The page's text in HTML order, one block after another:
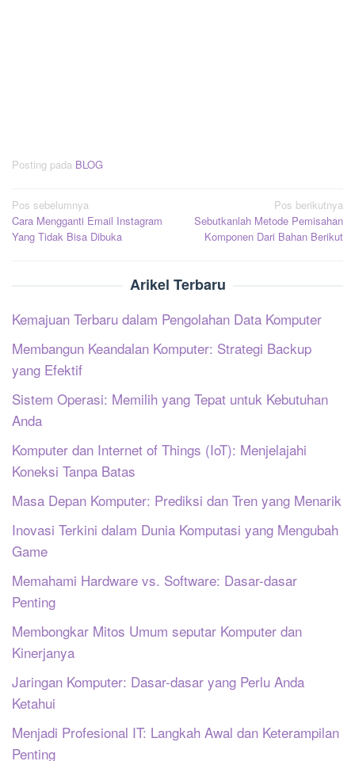
Posting pada BLOG
Navigasi
pos
Pos sebelumnya
Cara Mengganti Email Instagram
Yang Tidak Bisa Dibuka
Pos berikutnya
Sebutkanlah Metode Pemisahan
Komponen Dari Bahan Berikut
Arikel Terbaru
Kemajuan Terbaru dalam Pengolahan Data Komputer
Membangun Keandalan Komputer: Strategi Backup
yang Efektif
Sistem Operasi: Memilih yang Tepat untuk Kebutuhan
Anda
Komputer dan Internet of Things (IoT): Menjelajahi
Koneksi Tanpa Batas
Masa Depan Komputer: Prediksi dan Tren yang Menarik
Inovasi Terkini dalam Dunia Komputasi yang Mengubah
Game
Memahami Hardware vs. Software: Dasar-dasar
Penting
Membongkar Mitos Umum seputar Komputer dan
Kinerjanya
Jaringan Komputer: Dasar-dasar yang Perlu Anda
Ketahui
Menjadi Profesional IT: Langkah Awal dan Keterampilan
Penting